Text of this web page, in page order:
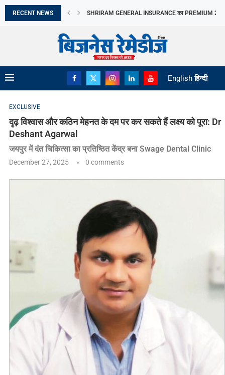
RECENT NEWS CANTABIL की Q1 में तेज GROWTH, EBITDA MARGIN...
English हिन्दी
EXCLUSIVE
दृढ़ विश्वास और कठिन मेहनत के दम पर कर सकते हैं लक्ष्य को पूरा: Dr
Deshant Agarwal
जयपुर में दंत चिकित्सा का प्रतिष्ठित केंद्र बना Swage Dental Clinic
December 27, 2025 0 comments